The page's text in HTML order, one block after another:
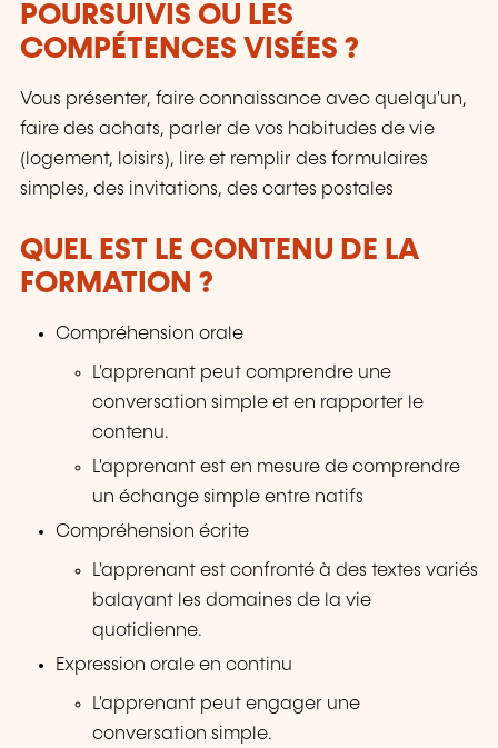
POURSUIVIS OU LES
COMPÉTENCES VISÉES ?
Vous présenter, faire connaissance avec quelqu'un,
faire des achats, parler de vos habitudes de vie
(logement, loisirs), lire et remplir des formulaires
simples, des invitations, des cartes postales
QUEL EST LE CONTENU DE LA
FORMATION ?
Compréhension orale
L'apprenant peut comprendre une
conversation simple et en rapporter le
contenu.
L'apprenant est en mesure de comprendre
un échange simple entre natifs
Compréhension écrite
L'apprenant est confronté à des textes variés
balayant les domaines de la vie
quotidienne.
Expression orale en continu
L'apprenant peut engager une
conversation simple.